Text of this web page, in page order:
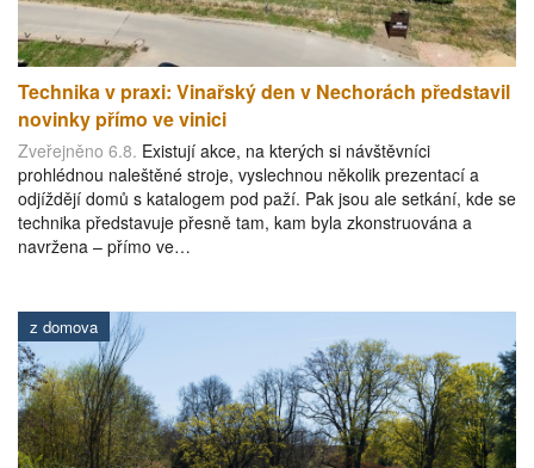
Technika v praxi: Vinařský den v Nechorách představil
novinky přímo ve vinici
Zveřejněno 6.8. Existují akce, na kterých si návštěvníci
prohlédnou naleštěné stroje, vyslechnou několik prezentací a
odjíždějí domů s katalogem pod paží. Pak jsou ale setkání, kde se
technika představuje přesně tam, kam byla zkonstruována a
navržena – přímo ve…
z domova